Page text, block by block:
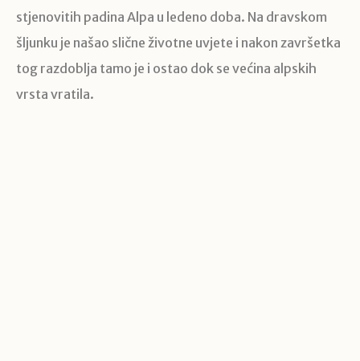
stjenovitih padina Alpa u ledeno doba. Na dravskom
šljunku je našao slične životne uvjete i nakon završetka
tog razdoblja tamo je i ostao dok se većina alpskih
vrsta vratila.